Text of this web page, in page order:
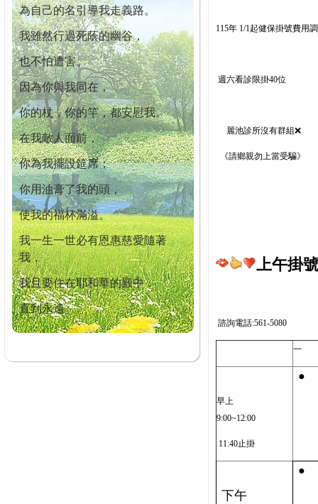
為自己的名引導我走義路。
我雖然行過死蔭的幽谷，
也不怕遭害。
因為你與我同在，
你的杖，你的竿，都安慰我。
在我敵人面前，
你為我擺設筵席；
你用油膏了我的頭，
使我的福杯滿溢。
我一生一世必有恩惠慈愛隨著
我，
我且要住在耶和華的殿中，
直到永遠。
115年 1/1起健保掛號費用
週六看診限掛40位
麗池診所沒有群組❌
《請鄉親勿上當受騙》
上午掛
諮詢電話:561-5080
一
早上
9:00~12:00
11:40止掛
●
下午
●